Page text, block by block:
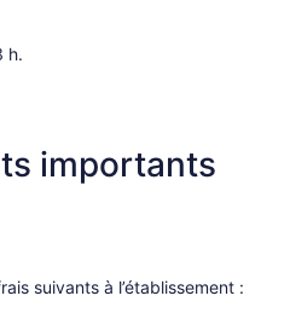
h.
importants
suivants à l’établissement :